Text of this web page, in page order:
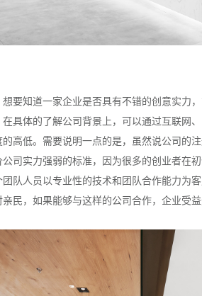
要知道一家企业是否具有不错的创意实力
具体的了解公司背景上，可以通过互联网
高低。需要说明一点的是，虽然说公司的
司实力强弱的标准，因为很多的创业者在
队人员以专业性的技术和团队合作能力为
民，如果能够与这样的公司合作，企业受益